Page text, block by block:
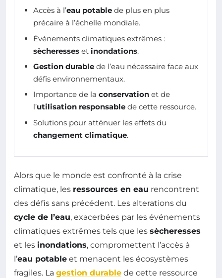
Accès à l’eau potable de plus en plus
précaire à l’échelle mondiale.
Événements climatiques extrêmes :
sècheresses et inondations.
Gestion durable de l’eau nécessaire face aux
défis environnementaux.
Importance de la conservation et de
l’utilisation responsable de cette ressource.
Solutions pour atténuer les effets du
changement climatique.
Alors que le monde est confronté à la crise
climatique, les ressources en eau rencontrent
des défis sans précédent. Les alterations du
cycle de l’eau, exacerbées par les événements
climatiques extrêmes tels que les sècheresses
et les inondations, compromettent l’accès à
l’eau potable et menacent les écosystèmes
fragiles. La gestion durable de cette ressource